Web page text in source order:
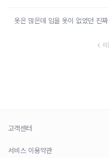
옷은 많은데 입을 옷이 없었던 진
이
고객센터
서비스 이용약관